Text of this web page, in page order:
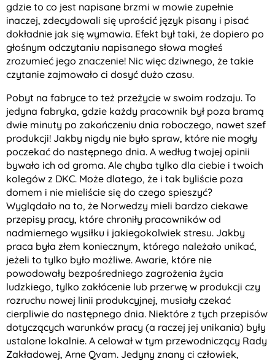
gdzie to co jest napisane brzmi w mowie zupełnie
inaczej, zdecydowali się uprościć język pisany i pisać
dokładnie jak się wymawia. Efekt był taki, że dopiero po
głośnym odczytaniu napisanego słowa mogłeś
zrozumieć jego znaczenie! Nic więc dziwnego, że takie
czytanie zajmowało ci dosyć dużo czasu.
Pobyt na fabryce to też przeżycie w swoim rodzaju. To
jedyna fabryka, gdzie każdy pracownik był poza bramą
dwie minuty po zakończeniu dnia roboczego, nawet szef
produkcji! Jakby nigdy nie było spraw, które nie mogły
poczekać do następnego dnia. A według twojej opinii
bywało ich od groma. Ale chyba tylko dla ciebie i twoich
kolegów z DKC. Może dlatego, że i tak byliście poza
domem i nie mieliście się do czego spieszyć?
Wyglądało na to, że Norwedzy mieli bardzo ciekawe
przepisy pracy, które chroniły pracowników od
nadmiernego wysiłku i jakiegokolwiek stresu. Jakby
praca była złem koniecznym, którego należało unikać,
jeżeli to tylko było możliwe. Awarie, które nie
powodowały bezpośredniego zagrożenia życia
ludzkiego, tylko zakłócenie lub przerwę w produkcji czy
rozruchu nowej linii produkcyjnej, musiały czekać
cierpliwie do następnego dnia. Niektóre z tych przepisów
dotyczących warunków pracy (a raczej jej unikania) były
ustalone lokalnie. A celował w tym przewodniczący Rady
Zakładowej, Arne Qvam. Jedyny znany ci człowiek,